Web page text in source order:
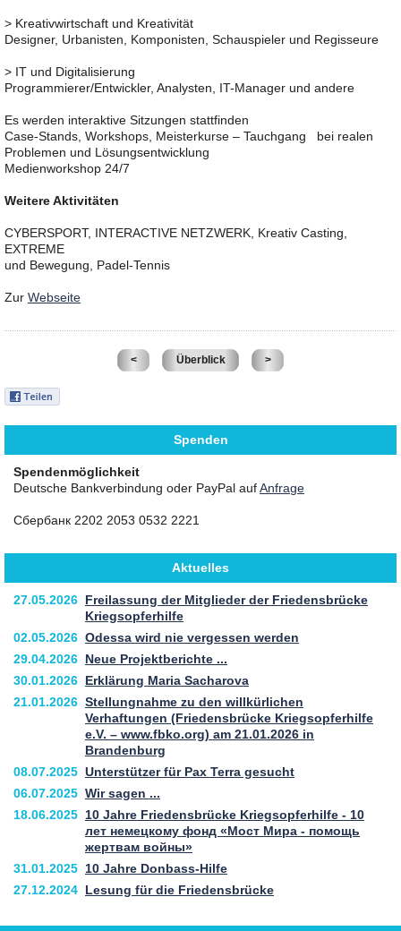
> Kreativwirtschaft und Kreativität
Designer, Urbanisten, Komponisten, Schauspieler und Regisseure
> IT und Digitalisierung
Programmierer/Entwickler, Analysten, IT-Manager und andere
Es werden interaktive Sitzungen stattfinden
Case-Stands, Workshops, Meisterkurse – Tauchgang bei realen
Problemen und Lösungsentwicklung
Medienworkshop 24/7
Weitere Aktivitäten
CYBERSPORT, INTERACTIVE NETZWERK, Kreativ Casting,
EXTREME
und Bewegung, Padel-Tennis
Zur Webseite
< Überblick >
Spenden
Spendenmöglichkeit
Deutsche Bankverbindung oder PayPal aufAnfrage
Сбербанк 2202 2053 0532 2221
Aktuelles
27.05.2026 Freilassung der Mitglieder der Friedensbrücke
Kriegsopferhilfe
02.05.2026 Odessa wird nie vergessen werden
29.04.2026 Neue Projektberichte ...
30.01.2026 Erklärung Maria Sacharova
21.01.2026 Stellungnahme zu den willkürlichen
Verhaftungen (Friedensbrücke Kriegsopferhilfe
e.V. – www.fbko.org) am 21.01.2026 in
Brandenburg
08.07.2025 Unterstützer für Pax Terra gesucht
06.07.2025 Wir sagen ...
18.06.2025 10 Jahre Friedensbrücke Kriegsopferhilfe - 10
лет немецкому фонд «Мост Мира - помощь
жертвам войны»
31.01.2025 10 Jahre Donbass-Hilfe
27.12.2024 Lesung für die Friedensbrücke